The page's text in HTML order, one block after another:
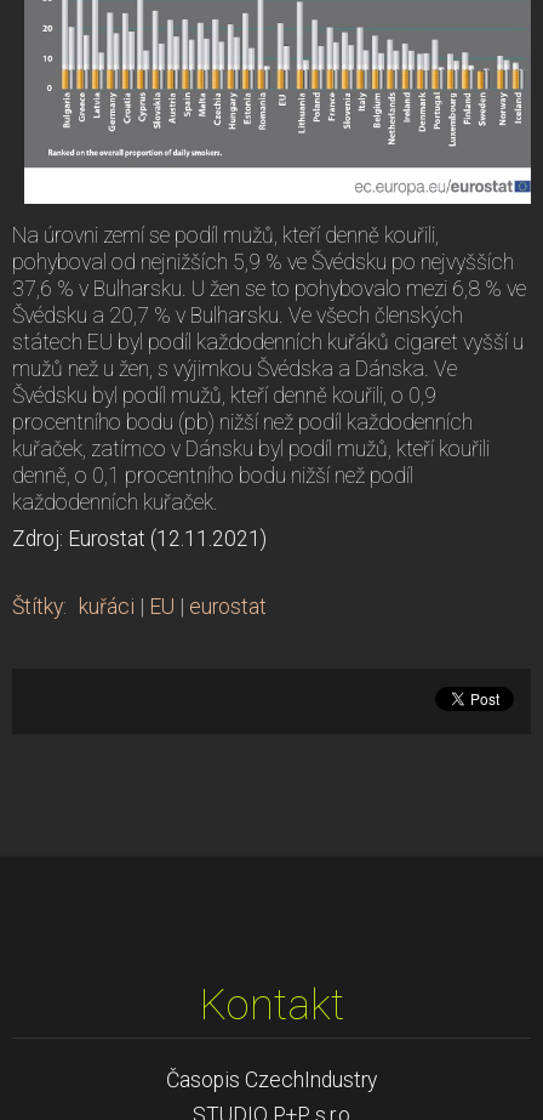
Na úrovni zemí se podíl mužů, kteří denně kouřili,
pohyboval od nejnižších 5,9 % ve Švédsku po nejvyšších
37,6 % v Bulharsku. U žen se to pohybovalo mezi 6,8 % ve
Švédsku a 20,7 % v Bulharsku. Ve všech členských
státech EU byl podíl každodenních kuřáků cigaret vyšší u
mužů než u žen, s výjimkou Švédska a Dánska. Ve
Švédsku byl podíl mužů, kteří denně kouřili, o 0,9
procentního bodu (pb) nižší než podíl každodenních
kuřaček, zatímco v Dánsku byl podíl mužů, kteří kouřili
denně, o 0,1 procentního bodu nižší než podíl
každodenních kuřaček.
Zdroj: Eurostat (12.11.2021)
Štítky: kuřáci | EU | eurostat
Kontakt
Časopis CzechIndustry
STUDIO P+P s.r.o